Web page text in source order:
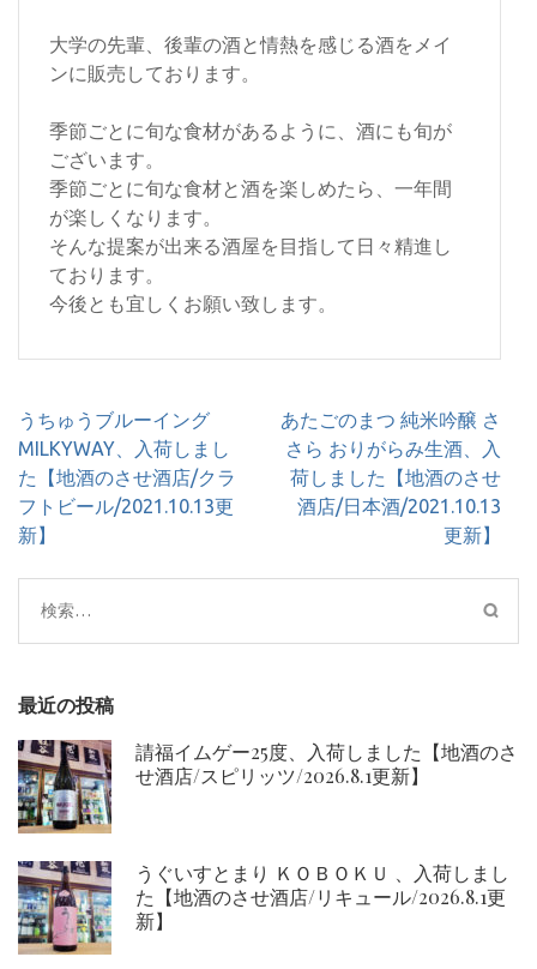
大学の先輩、後輩の酒と情熱を感じる酒をメイ
ンに販売しております。
季節ごとに旬な食材があるように、酒にも旬が
ございます。
季節ごとに旬な食材と酒を楽しめたら、一年間
が楽しくなります。
そんな提案が出来る酒屋を目指して日々精進し
ております。
今後とも宜しくお願い致します。
投
稿
ナ
ビ
ゲ
ョ
ン
うちゅうブルーイング
MILKYWAY、入荷しまし
た【地酒のさせ酒店/クラ
フトビール/2021.10.13更
新】
あたごのまつ 純米吟醸 さ
さら おりがらみ生酒、入
荷しました【地酒のさせ
酒店/日本酒/2021.10.13
更新】
検
索:
最近の投稿
請福イムゲー25度、入荷しました【地酒のさ
せ酒店/スピリッツ/2026.8.1更新】
うぐいすとまり ＫＯＢＯＫＵ 、入荷しまし
た【地酒のさせ酒店/リキュール/2026.8.1更
新】